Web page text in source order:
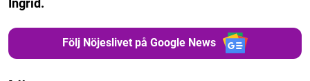
Ingrid.
Följ Nöjeslivet på Google News